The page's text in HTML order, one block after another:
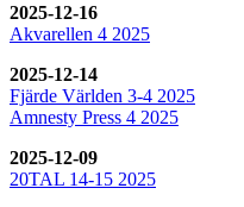
2025-12-16
Akvarellen 4 2025
2025-12-14
Fjärde Världen 3-4 2025
Amnesty Press 4 2025
2025-12-09
20TAL 14-15 2025